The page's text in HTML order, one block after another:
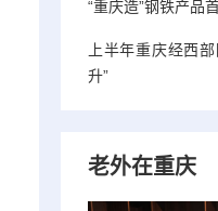
“重庆造”钢铁产品
上半年重庆经西
升”
老外在重庆